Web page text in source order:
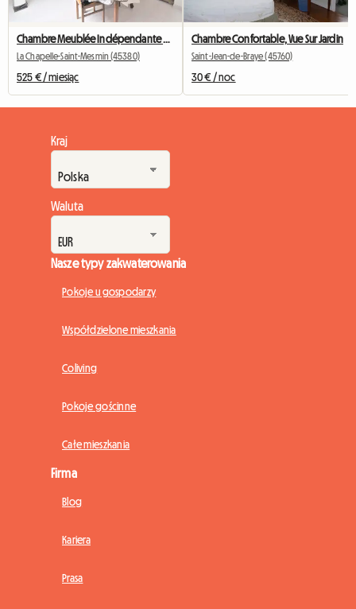
La Chapelle-Saint-Mesmin (45380)
525 € / miesiąc
Chambre Confortable, Vue Sur Jardin
Saint-Jean-de-Braye (45760)
30 € / noc
Kraj
Waluta
Nasze typy zakwaterowania
Pokoje u gospodarzy
Współdzielone mieszkania
Coliving
Pokoje gościnne
Całe mieszkania
Firma
Blog
Kariera
Prasa